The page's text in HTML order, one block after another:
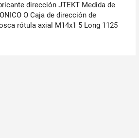
dirección JTEKT Medida de
O Caja de dirección de
rótula axial M14x1 5 Long 1125